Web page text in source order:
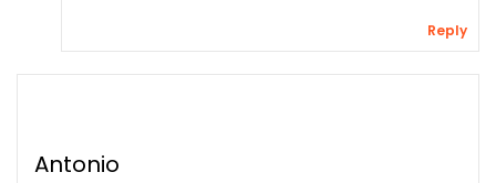
Reply
Antonio